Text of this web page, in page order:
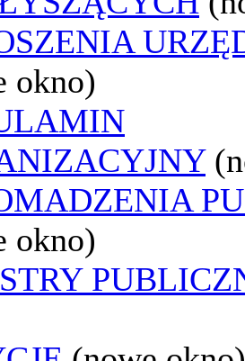
okno)
okno)